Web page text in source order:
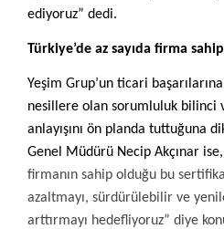
ediyoruz” dedi.
Türkiye’de az sayıda firma sahip
Yeşim Grup’un ticari
nesillere olan sorumluluk bilinci
anlayışını ön planda tuttuğuna
Genel Müdürü Necip Akçınar ise,
firmanın sahip olduğu bu
azaltmayı, sürdürülebilir ve
arttırmayı hedefliyoruz” diye